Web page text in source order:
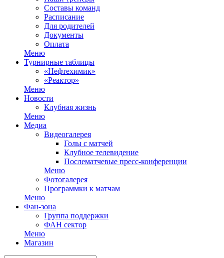
Составы команд
Расписание
Для родителей
Документы
Оплата
Меню
Турнирные таблицы
«Нефтехимик»
«Реактор»
Меню
Новости
Клубная жизнь
Меню
Медиа
Видеогалерея
Голы с матчей
Клубное телевидение
Послематчевые пресс-конференции
Меню
Фотогалерея
Программки к матчам
Меню
Фан-зона
Группа поддержки
ФАН сектор
Меню
Магазин